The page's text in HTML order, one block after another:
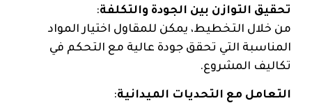
تحقيق التوازن بين الجودة والتكلفة:
من خلال التخطيط، يمكن للمقاول اختيار المواد
المناسبة التي تحقق جودة عالية مع التحكم في
تكاليف المشروع.
التعامل مع التحديات الميدانية: